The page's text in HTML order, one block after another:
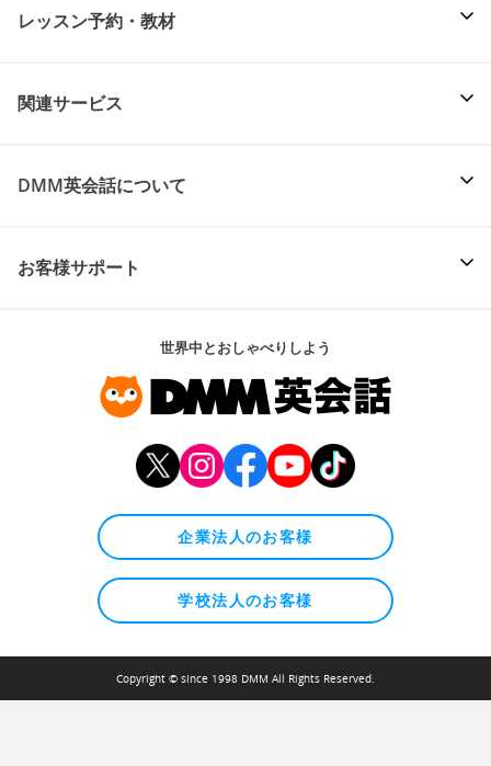
レッスン予約・教材
関連サービス
DMM英会話について
お客様サポート
世界中とおしゃべりしよう
企業法人のお客様
学校法人のお客様
Copyright © since 1998 DMM All Rights Reserved.